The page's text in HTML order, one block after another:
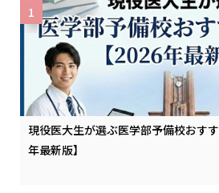
現役医大生が選ぶ医学部予備校おす
年最新版】
1